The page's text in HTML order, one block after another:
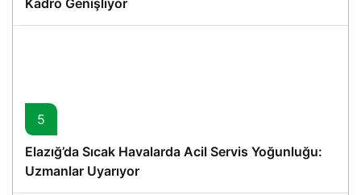
Kadro Genişliyor
5
Elazığ’da Sıcak Havalarda Acil Servis Yoğunluğu:
Uzmanlar Uyarıyor